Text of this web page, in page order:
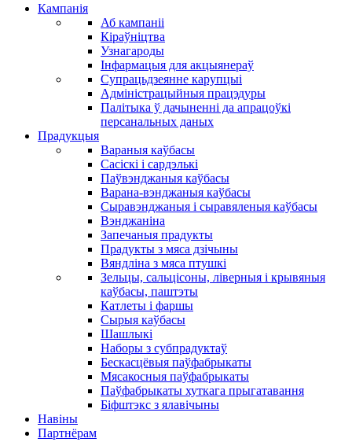
Кампанія
Аб кампаніі
Кіраўніцтва
Узнагароды
Інфармацыя для акцыянераў
Супрацьдзеянне карупцыі
Адміністрацыйныя працэдуры
Палітыка ў дачыненні да апрацоўкі
персанальных даных
Прадукцыя
Вараныя каўбасы
Сасіскі і сардэлькі
Паўвэнджаныя каўбасы
Варана-вэнджаныя каўбасы
Сыравэнджаныя і сыравяленыя каўбасы
Вэнджаніна
Запечаныя прадукты
Прадукты з мяса дзічыны
Вяндліна з мяса птушкі
Зельцы, сальцісоны, ліверныя і крывяныя
каўбасы, паштэты
Катлеты і фаршы
Сырыя каўбасы
Шашлыкі
Наборы з субпрадуктаў
Бескасцёвыя паўфабрыкаты
Мясакосныя паўфабрыкаты
Паўфабрыкаты хуткага прыгатавання
Біфштэкс з ялавічыны
Навіны
Партнёрам